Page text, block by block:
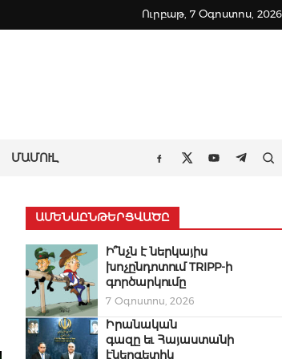
Ուրբաթ, 7 Օգոստոս, 2026
ՄԱՄՈՒԼ
Facebook
TwitterYoutube
ԱՄԵՆԱԸՆԹԵՐՑՎԱԾԸ
Ի՞նչն է ներկայիս
խոչընդոտում TRIPP-ի
գործարկումը
7 Օգոստոս, 2026
Իրանական
գազը եւ Հայաստանի
էներգետիկ